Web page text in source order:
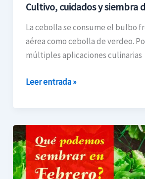
Cultivo, cuidados y siembra
La cebolla se consume el bulbo
aérea como cebolla de verdeo.
múltiples aplicaciones culinarias
Leer entrada »
sembrar
en
febrero